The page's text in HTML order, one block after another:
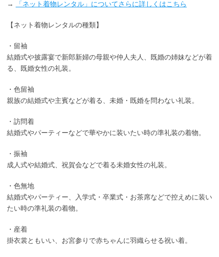
→ 「ネット着物レンタル」についてさらに詳しくはこちら
【ネット着物レンタルの種類】
・留袖
結婚式や披露宴で新郎新婦の母親や仲人夫人、既婚の姉妹などが着
る、既婚女性の礼装。
・色留袖
親族の結婚式や主賓などが着る、未婚・既婚を問わない礼装。
・訪問着
結婚式やパーティーなどで華やかに装いたい時の準礼装の着物。
・振袖
成人式や結婚式、祝賀会などで着る未婚女性の礼装。
・色無地
結婚式やパーティー、入学式・卒業式・お茶席などで控えめに装い
たい時の準礼装の着物。
・産着
掛衣裳ともいい、お宮参りで赤ちゃんに羽織らせる祝い着。